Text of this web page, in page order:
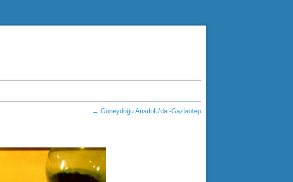
← Güneydoğu Anadolu’da -Gaziantep